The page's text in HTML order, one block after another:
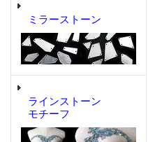
ミラーストーン
ラインストーン
モチーフ